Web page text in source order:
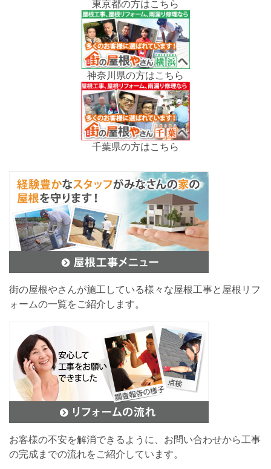
東京都の方はこちら
神奈川県の方はこちら
千葉県の方はこちら
街の屋根やさんが施工している様々な屋根工事と屋根リフ
ォームの一覧をご紹介します。
お客様の不安を解消できるように、お問い合わせから工事
の完成までの流れをご紹介しています。